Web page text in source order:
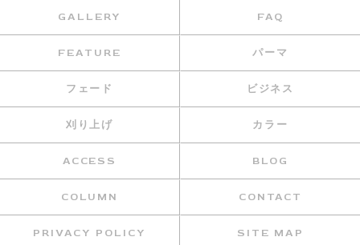
GALLERY FAQ
FEATURE パーマ
フェード ビジネス
刈り上げ カラー
ACCESS BLOG
COLUMN CONTACT
PRIVACY POLICY SITE MAP